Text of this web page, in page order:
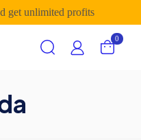
get unlimited profits
0